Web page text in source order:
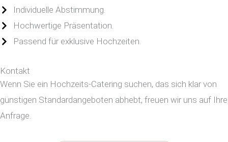
Individuelle Abstimmung.
Hochwertige Präsentation.
Passend für exklusive Hochzeiten.
Kontakt
Wenn Sie ein Hochzeits-Catering suchen, das sich klar von
günstigen Standardangeboten abhebt, freuen wir uns auf Ihre
Anfrage.